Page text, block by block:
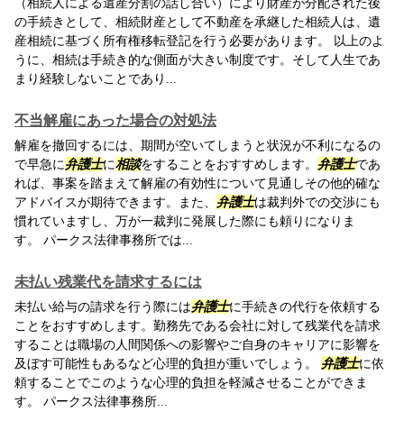
の手続きとして、相続財産として不動産を承継した相続人は、遺
産相続に基づく所有権移転登記を行う必要があります。 以上のよ
うに、相続は手続き的な側面が大きい制度です。そして人生であ
まり経験しないことであり...
不当解雇にあった場合の対処法
解雇を撤回するには、期間が空いてしまうと状況が不利になるの
で早急に弁護士に相談をすることをおすすめします。 弁護士であ
れば、事案を踏まえて解雇の有効性について見通しその他的確な
アドバイスが期待できます。また、 弁護士は裁判外での交渉にも
慣れていますし、万が一裁判に発展した際にも頼りになりま
す。 パークス法律事務所では...
未払い残業代を請求するには
未払い給与の請求を行う際には弁護士に手続きの代行を依頼する
ことをおすすめします。勤務先である会社に対して残業代を請求
することは職場の人間関係への影響やご自身のキャリアに影響を
及ぼす可能性もあるなど心理的負担が重いでしょう。 弁護士に依
頼することでこのような心理的負担を軽減させることができま
す。 パークス法律事務所...